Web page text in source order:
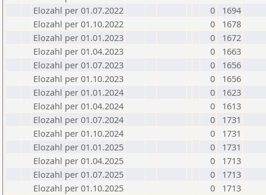
Elozahl per 01.07.2022
0
1694
Elozahl per 01.10.2022
0
1678
Elozahl per 01.01.2023
0
1672
Elozahl per 01.04.2023
0
1663
Elozahl per 01.07.2023
0
1656
Elozahl per 01.10.2023
0
1656
Elozahl per 01.01.2024
0
1623
Elozahl per 01.04.2024
0
1613
Elozahl per 01.07.2024
0
1731
Elozahl per 01.10.2024
0
1731
Elozahl per 01.01.2025
0
1731
Elozahl per 01.04.2025
0
1713
Elozahl per 01.07.2025
0
1713
Elozahl per 01.10.2025
0
1713